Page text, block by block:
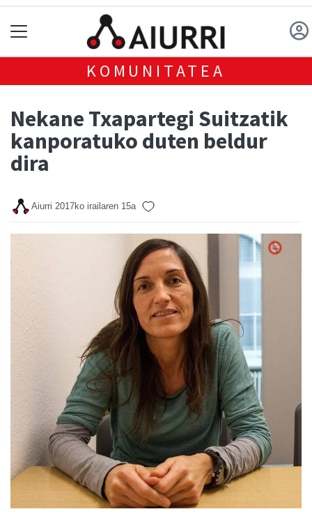
KOMUNITATEA
Nekane Txapartegi Suitzatik
kanporatuko duten beldur
dira
Aiurri 2017ko irailaren 15a